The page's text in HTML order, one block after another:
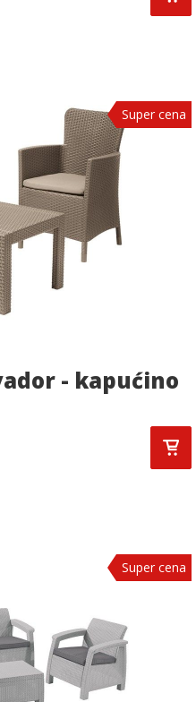
Super cena
- kapućino
Super cena